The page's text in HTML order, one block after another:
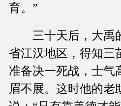
育。”
三十天后，大禹
省江汉地区，得知三
准备决一死战，士气
眉不展。这时他的老